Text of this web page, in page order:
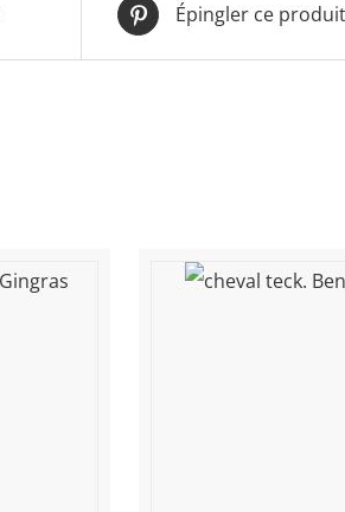
Épingler ce produit